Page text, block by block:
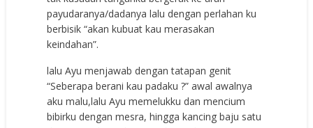
payudaranya/dadanya lalu dengan perlahan ku
berbisik “akan kubuat kau merasakan
keindahan”.
lalu Ayu menjawab dengan tatapan genit
“Seberapa berani kau padaku ?” awal awalnya
aku malu,lalu Ayu memelukku dan mencium
bibirku dengan mesra, hingga kancing baju satu